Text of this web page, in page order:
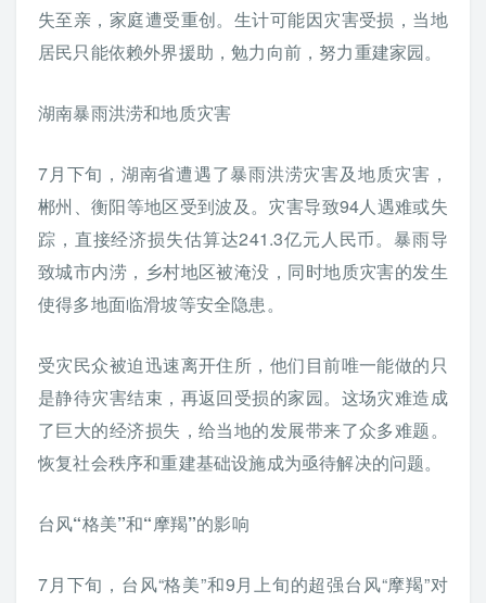
失至亲，家庭遭受重创。生计可能因灾害受损，当地
居民只能依赖外界援助，勉力向前，努力重建家园。
湖南暴雨洪涝和地质灾害
7月下旬，湖南省遭遇了暴雨洪涝灾害及地质灾害，
郴州、衡阳等地区受到波及。灾害导致94人遇难或失
踪，直接经济损失估算达241.3亿元人民币。暴雨导
致城市内涝，乡村地区被淹没，同时地质灾害的发生
使得多地面临滑坡等安全隐患。
受灾民众被迫迅速离开住所，他们目前唯一能做的只
是静待灾害结束，再返回受损的家园。这场灾难造成
了巨大的经济损失，给当地的发展带来了众多难题。
恢复社会秩序和重建基础设施成为亟待解决的问题。
台风“格美”和“摩羯”的影响
7月下旬，台风“格美”和9月上旬的超强台风“摩羯”对